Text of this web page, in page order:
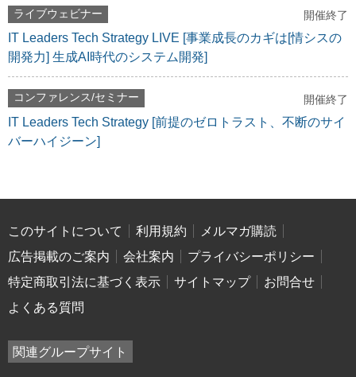
ライブウェビナー 開催終了
IT Leaders Tech Strategy LIVE [事業成長のカギは[情シスの
開発力] 生成AI時代のシステム開発]
コンファレンス/セミナー 開催終了
IT Leaders Tech Strategy [前提のゼロトラスト、不断のサイ
バーハイジーン]
このサイトについて 利用規約
メルマガ購読
広告掲載のご案内
会社案内
プライバシーポリシー
特定商取引法に基づく表示
サイトマップ
お問合せ
よくある質問
関連グループサイト